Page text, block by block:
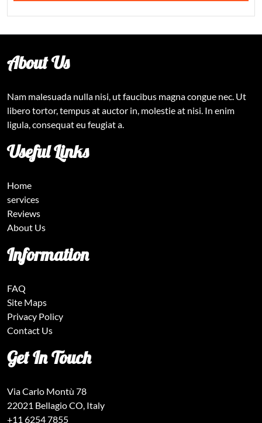
About Us
Nam malesuada nulla nisi, ut faucibus magna congue nec. Ut
libero tortor, tempus at auctor in, molestie at nisi. In enim
ligula, consequat eu feugiat a.
Useful Links
Home
services
Reviews
About Us
Information
FAQ
Site Maps
Privacy Policy
Contact Us
Get In Touch
Via Carlo Montù 78
22021 Bellagio CO, Italy
+11 6254 7855